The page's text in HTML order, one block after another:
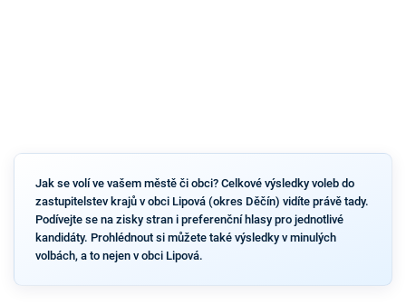
Jak se volí ve vašem městě či obci? Celkové výsledky voleb do
zastupitelstev krajů v obci Lipová (okres Děčín) vidíte právě tady.
Podívejte se na zisky stran i preferenční hlasy pro jednotlivé
kandidáty. Prohlédnout si můžete také výsledky v minulých
volbách, a to nejen v obci Lipová.